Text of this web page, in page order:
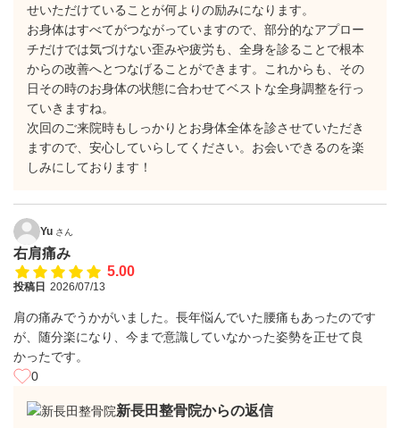
せいただけていることが何よりの励みになります。
​お身体はすべてがつながっていますので、部分的なアプロー
チだけでは気づけない歪みや疲労も、全身を診ることで根本
からの改善へとつなげることができます。これからも、その
日その時のお身体の状態に合わせてベストな全身調整を行っ
ていきますね。
​次回のご来院時もしっかりとお身体全体を診させていただき
ますので、安心していらしてください。お会いできるのを楽
しみにしております！
Yu さん
右肩痛み
5.00
投稿日 2026/07/13
肩の痛みでうかがいました。長年悩んでいた腰痛もあったのです
が、随分楽になり、今まで意識していなかった姿勢を正せて良
かったです。
0
新長田整骨院からの返信